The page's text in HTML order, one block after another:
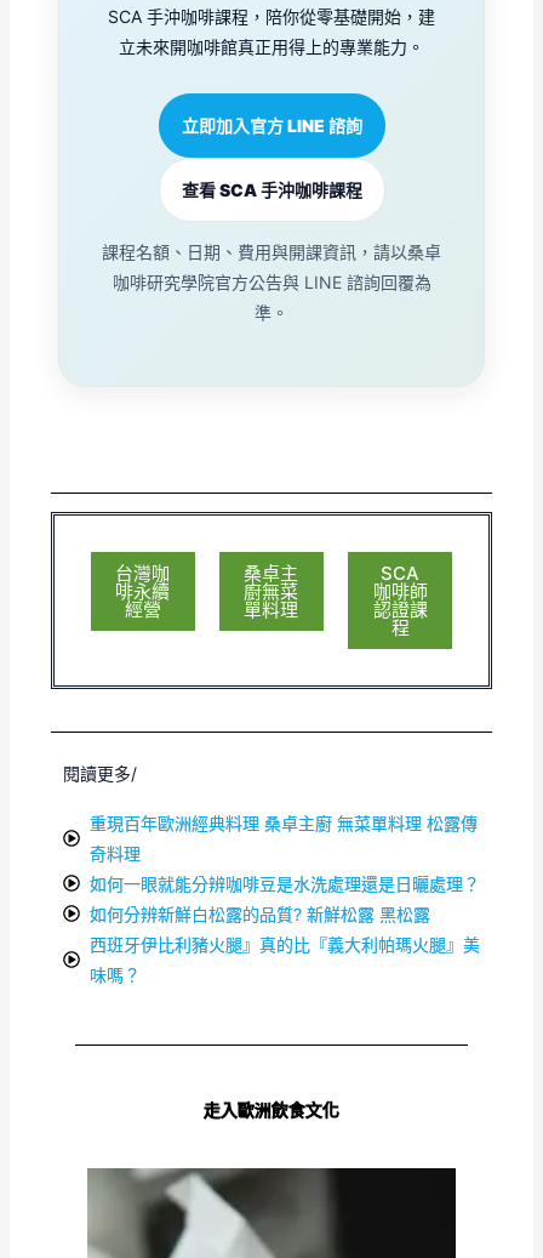
SCA 手沖咖啡課程，陪你從零基礎開始，建
立未來開咖啡館真正用得上的專業能力。
立即加入官方 LINE 諮詢
查看 SCA 手沖咖啡課程
課程名額、日期、費用與開課資訊，請以桑卓
咖啡研究學院官方公告與 LINE 諮詢回覆為
準。
台灣咖
啡永續
經營
桑卓主
廚無菜
單料理
SCA
咖啡師
認證課
程
閱讀更多/
重現百年歐洲經典料理 桑卓主廚 無菜單料理 松露傳
奇料理
如何一眼就能分辨咖啡豆是水洗處理還是日曬處理？
如何分辨新鮮白松露的品質? 新鮮松露 黑松露
西班牙伊比利豬火腿』真的比『義大利帕瑪火腿』美
味嗎？
走入歐洲飲食文化